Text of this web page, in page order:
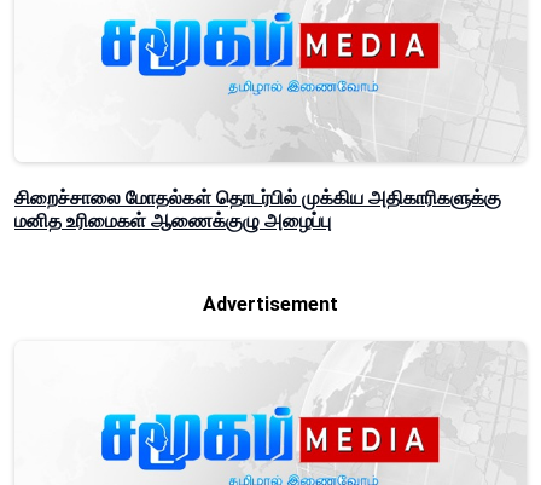
சிறைச்சாலை மோதல்கள் தொடர்பில் முக்கிய அதிகாரிகளுக்கு
மனித உரிமைகள் ஆணைக்குழு அழைப்பு
Advertisement